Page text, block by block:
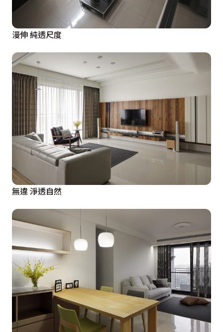
漫伸 純透尺度
無違 淨透自然